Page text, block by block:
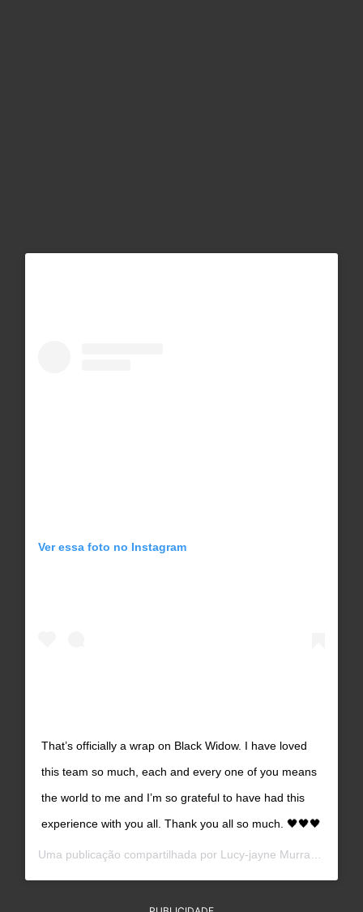
Ver essa foto no Instagram
That’s officially a wrap on Black Widow. I have loved
this team so much, each and every one of you means
the world to me and I’m so grateful to have had this
experience with you all. Thank you all so much. 🖤🖤🖤
Uma publicação compartilhada por Lucy-jayne Murray